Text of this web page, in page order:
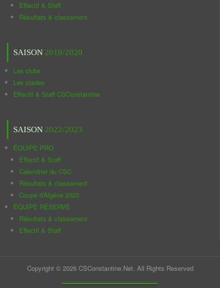
Effectif & Staff
Résultats & classement
SAISON 2019/2020
Les clubs
Les stades
Effectif & Staff CSConstantine
SAISON 2022/2023
ÉQUIPE PRO
Effectif & Staff
Calendrier du CSC
Résultats & classement
Coupe d'Algérie 2023
ÉQUIPE RÉSERVE
Résultats & classement
Effectif & Staff
Copyright © 2026 CSConstantine.Net. All Rights Reserved